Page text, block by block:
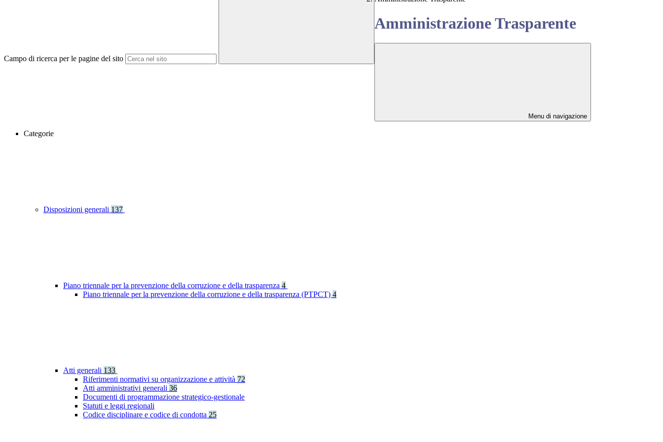
Campo di ricerca per le pagine del sito
Amministrazione Trasparente
Menu di navigazione
Categorie
Disposizioni generali 137
Piano triennale per la prevenzione della corruzione e della trasparenza 4
Piano triennale per la prevenzione della corruzione e della trasparenza (PTPCT) 4
Atti generali 133
Riferimenti normativi su organizzazione e attività 72
Atti amministrativi generali 36
Documenti di programmazione strategico-gestionale
Statuti e leggi regionali
Codice disciplinare e codice di condotta 25